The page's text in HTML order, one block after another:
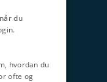
du
hvordan du
ofte og